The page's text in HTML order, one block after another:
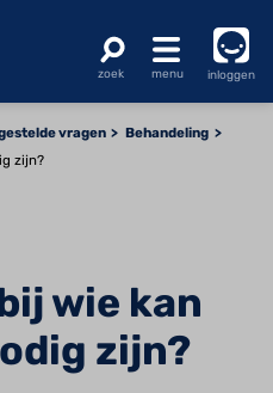
inloggen
vragen
Behandeling
zijn?
wie kan
zijn?